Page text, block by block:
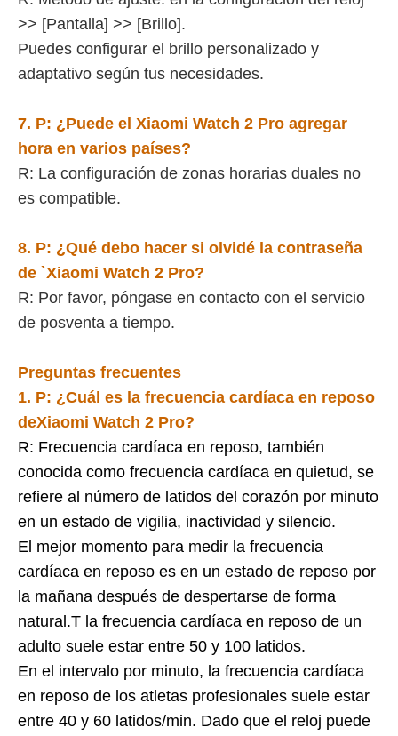
>> [Pantalla] >> [Brillo].
Puedes configurar el brillo personalizado y
adaptativo según tus necesidades.
7. P: ¿Puede el Xiaomi Watch 2 Proagregar
hora en varios países?
R: La configuración de zonas horarias duales no
es compatible.
8. P: ¿Qué debo hacer si olvidé la contraseña
de `Xiaomi Watch 2 Pro?
R: Por favor, póngase en contacto con el servicio
de posventa a tiempo.
Preguntas frecuentes
1. P: ¿Cuál es la frecuencia cardíaca en reposo
deXiaomi Watch 2 Pro?
R: Frecuencia cardíaca en reposo, también
conocida como frecuencia cardíaca en quietud, se
refiere al número de latidos del corazón por minuto
en un estado de vigilia, inactividad y silencio.
El mejor momento para medir la frecuencia
cardíaca en reposo es en un estado de reposo por
la mañana después de despertarse de forma
natural.T la frecuencia cardíaca en reposo de un
adulto suele estar entre 50 y 100 latidos.
En el intervalo por minuto, la frecuencia cardíaca
en reposo de los atletas profesionales suele estar
entre 40 y 60 latidos/min. Dado que el reloj puede